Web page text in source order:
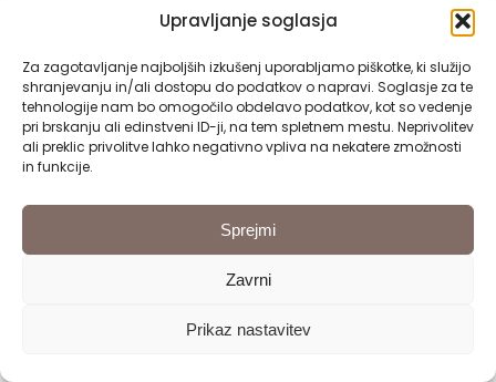
Upravljanje soglasja
Za zagotavljanje najboljših izkušenj uporabljamo piškotke, ki služijo
shranjevanju in/ali dostopu do podatkov o napravi. Soglasje za te
tehnologije nam bo omogočilo obdelavo podatkov, kot so vedenje
pri brskanju ali edinstveni ID-ji, na tem spletnem mestu. Neprivolitev
ali preklic privolitve lahko negativno vpliva na nekatere zmožnosti
in funkcije.
Sprejmi
Zavrni
Prikaz nastavitev